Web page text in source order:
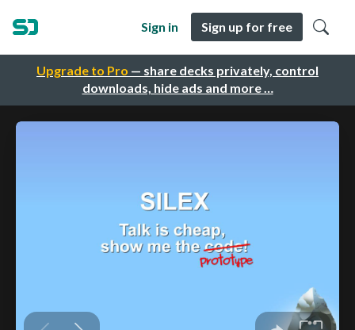
Upgrade to Pro — share decks privately, control
downloads, hide ads and more …
Sign in Sign up for free